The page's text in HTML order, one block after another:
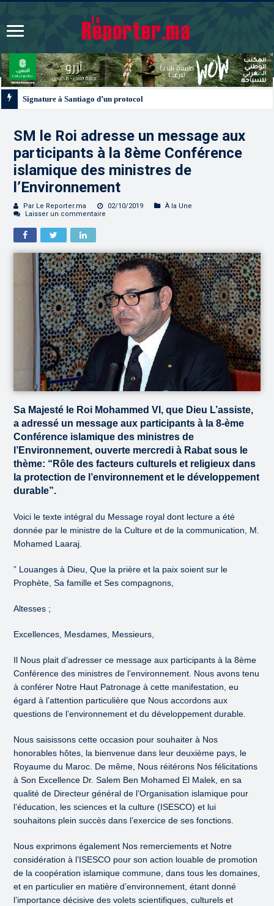
SM le Roi adresse un message aux
participants à la 8ème Conférence
islamique des ministres de
l’Environnement
Par Le Reporter.ma 02/10/2019
À la Une
Laisser un commentaire
Sa Majesté le Roi Mohammed VI, que Dieu L’assiste,
a adressé un message aux participants à la 8-ème
Conférence islamique des ministres de
l’Environnement, ouverte mercredi à Rabat sous le
thème: “Rôle des facteurs culturels et religieux dans
la protection de l’environnement et le développement
durable”.
Voici le texte intégral du Message royal dont lecture a été
donnée par le ministre de la Culture et de la communication, M.
Mohamed Laaraj.
” Louanges à Dieu, Que la prière et la paix soient sur le
Prophète, Sa famille et Ses compagnons,
Altesses ;
Excellences, Mesdames, Messieurs,
Il Nous plait d’adresser ce message aux participants à la 8ème
Conférence des ministres de l’environnement. Nous avons tenu
à conférer Notre Haut Patronage à cette manifestation, eu
égard à l’attention particulière que Nous accordons aux
questions de l’environnement et du développement durable.
Nous saisissons cette occasion pour souhaiter à Nos
honorables hôtes, la bienvenue dans leur deuxième pays, le
Royaume du Maroc. De même, Nous réitérons Nos félicitations
à Son Excellence Dr. Salem Ben Mohamed El Malek, en sa
qualité de Directeur général de l’Organisation islamique pour
l’éducation, les sciences et la culture (ISESCO) et lui
souhaitons plein succès dans l’exercice de ses fonctions.
Nous exprimons également Nos remerciements et Notre
considération à l’ISESCO pour son action louable de promotion
de la coopération islamique commune, dans tous les domaines,
et en particulier en matière d’environnement, étant donné
l’importance décisive des volets scientifiques, culturels et